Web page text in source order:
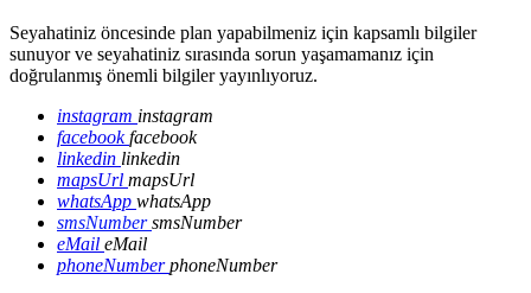
Seyahatiniz öncesinde plan yapabilmeniz için kapsamlı bilgiler
sunuyor ve seyahatiniz sırasında sorun yaşamamanız için
doğrulanmış önemli bilgiler yayınlıyoruz.
instagram instagram
facebookfacebook
linkedin linkedin
mapsUrl mapsUrl
whatsApp whatsApp
smsNumbersmsNumber
eMail eMail
phoneNumberphoneNumber